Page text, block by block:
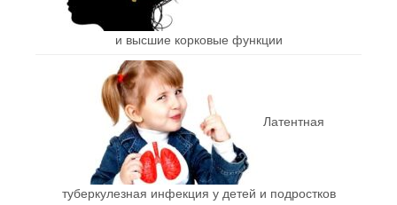
и высшие корковые функции
Латентная
туберкулезная инфекция у детей и подростков